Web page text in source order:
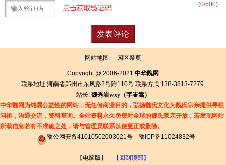
(0/500)
点击获取验证码
网站地图 - 园区祭奠
Copyright @ 2006-2021 中华魏网
联系地址:河南省郑州市东风路2号附110号 联系方式:138-3813-7279
站长: 魏秀岩wxy（字崟嵩）
中华魏网为纯属公益性的网站，无任何商业目的，弘扬魏氏文化为魏氏宗亲提供寻根
问祖，沟通交流，资料查询。全站资料永久免费对全球的魏氏宗亲开放，若发现网站
所载信息若有不准确之处，请与管理员联系以便更正或删除。
豫公网安备41010502003021号
豫ICP备11024832号
【电脑版】 【回到顶部】